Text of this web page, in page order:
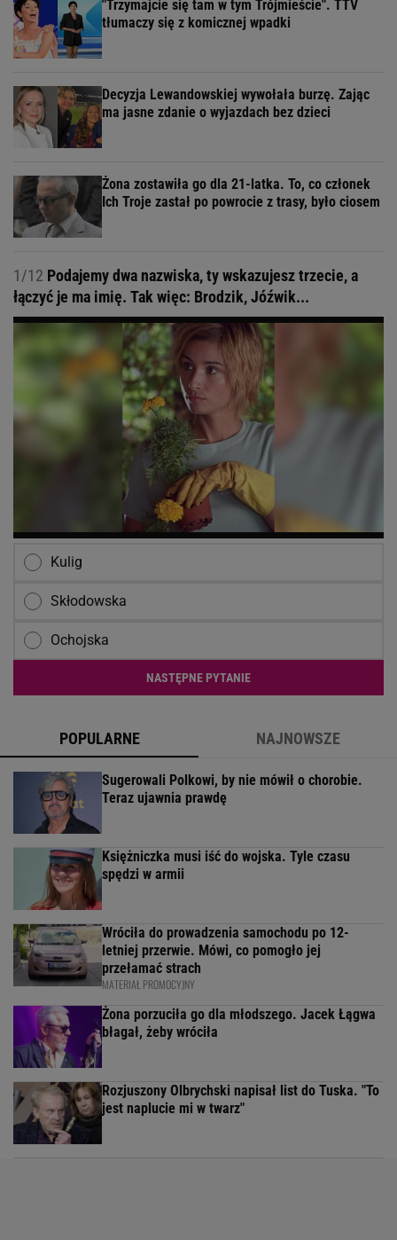
"Trzymajcie się tam w tym Trójmieście". TTV
tłumaczy się z komicznej wpadki
Decyzja Lewandowskiej wywołała burzę. Zając
ma jasne zdanie o wyjazdach bez dzieci
Żona zostawiła go dla 21-latka. To, co członek
Ich Troje zastał po powrocie z trasy, było ciosem
1/12 Podajemy dwa nazwiska, ty wskazujesz trzecie, a
łączyć je ma imię. Tak więc: Brodzik, Jóźwik...
Kulig
Skłodowska
Ochojska
NASTĘPNE PYTANIE
POPULARNE NAJNOWSZE
Sugerowali Polkowi, by nie mówił o chorobie.
Teraz ujawnia prawdę
Księżniczka musi iść do wojska. Tyle czasu
spędzi w armii
Wróciła do prowadzenia samochodu po 12-
letniej przerwie. Mówi, co pomogło jej
przełamać strach
MATERIAŁ PROMOCYJNY
Żona porzuciła go dla młodszego. Jacek Łągwa
błagał, żeby wróciła
Rozjuszony Olbrychski napisał list do Tuska. "To
jest naplucie mi w twarz"